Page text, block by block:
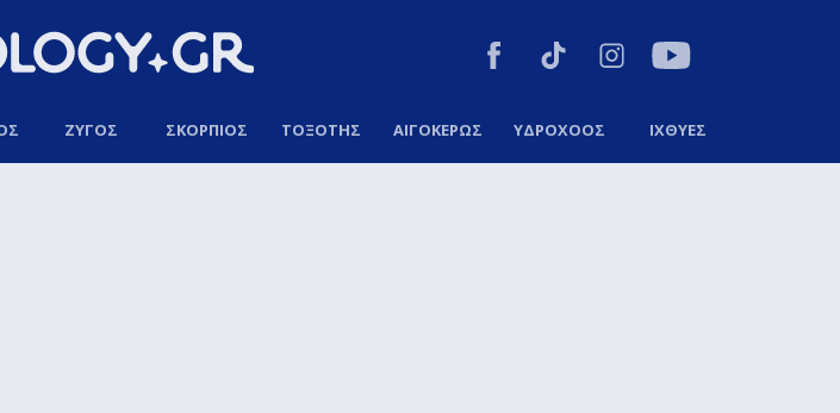
ΖΥΓΟΣ ΣΚΟΡΠΙΟΣ ΤΟΞΟΤΗΣ ΑΙΓΟΚΕΡΩΣ ΥΔΡΟΧΟΟΣ ΙΧΘΥΕΣ